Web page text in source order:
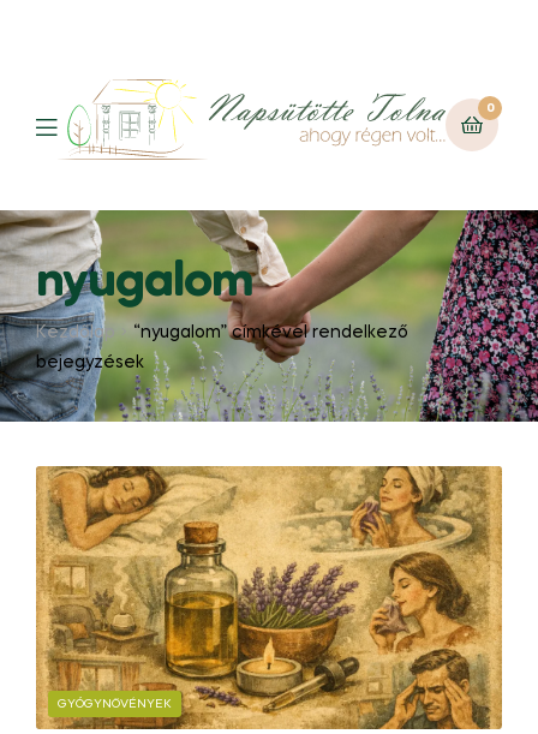
0
nyugalom
Kezdőlap
“nyugalom” címkével rendelkező
bejegyzések
GYÓGYNÖVÉNYEK